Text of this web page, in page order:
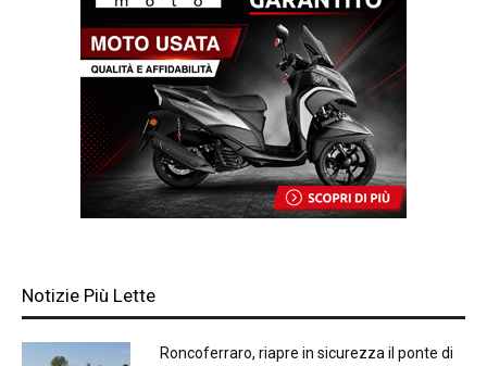
Notizie Più Lette
Roncoferraro, riapre in sicurezza il ponte di